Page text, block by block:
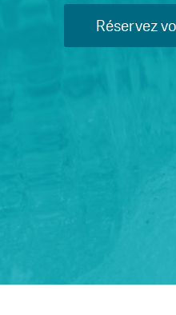
Réservez